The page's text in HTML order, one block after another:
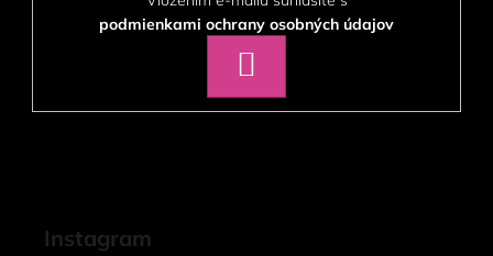
podmienkami ochrany osobných údajov
SA
Instagram